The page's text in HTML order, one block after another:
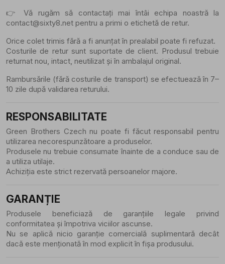
👉 Vă rugăm să contactați mai întâi echipa noastră la
contact@sixty8.net pentru a primi o etichetă de retur.
Orice colet trimis fără a fi anunțat în prealabil poate fi refuzat.
Costurile de retur sunt suportate de client. Produsul trebuie
returnat nou, intact, neutilizat și în ambalajul original.
Rambursările (fără costurile de transport) se efectuează în 7–
10 zile după validarea returului.
RESPONSABILITATE
Green Brothers Czech nu poate fi făcut responsabil pentru
utilizarea necorespunzătoare a produselor.
Produsele nu trebuie consumate înainte de a conduce sau de
a utiliza utilaje.
Achiziția este strict rezervată persoanelor majore.
GARANȚIE
Produsele beneficiază de garanțiile legale privind
conformitatea și împotriva viciilor ascunse.
Nu se aplică nicio garanție comercială suplimentară decât
dacă este menționată în mod explicit în fișa produsului.